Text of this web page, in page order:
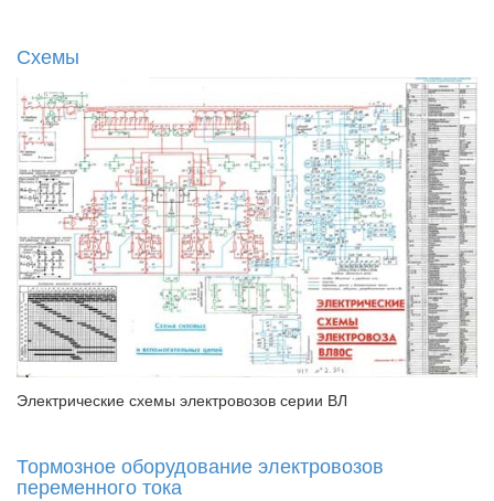
Схемы
Электрические схемы электровозов серии ВЛ
Тормозное оборудование электровозов
переменного тока